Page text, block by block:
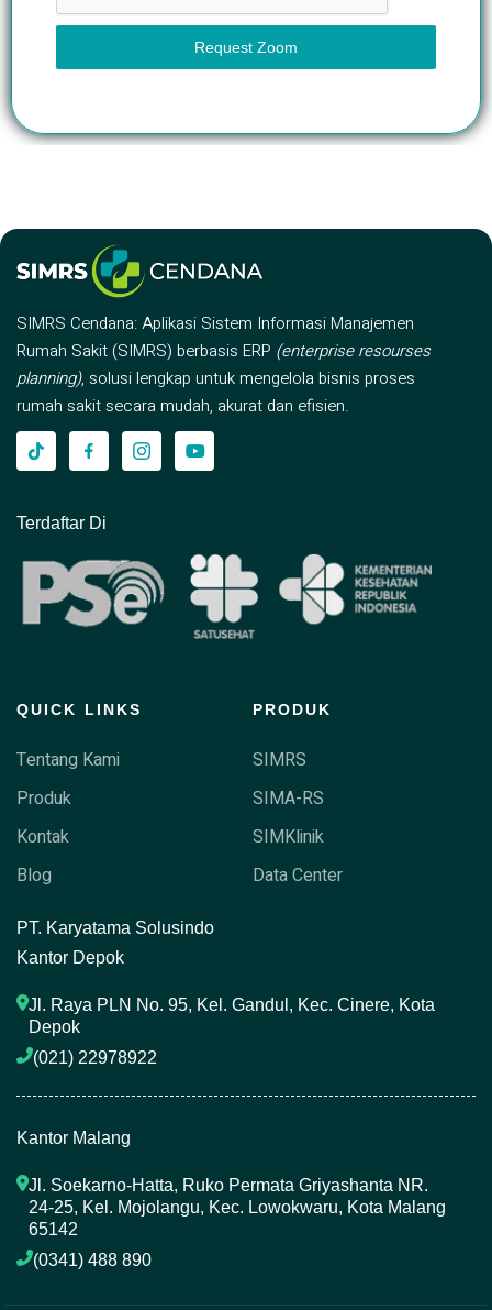
Request Zoom
SIMRS Cendana: Aplikasi Sistem Informasi Manajemen
Rumah Sakit (SIMRS) berbasis ERP (enterprise resourses
planning), solusi lengkap untuk mengelola bisnis proses
rumah sakit secara mudah, akurat dan efisien.
Terdaftar Di
QUICK LINKS
Tentang Kami
Produk
Kontak
Blog
PRODUK
SIMRS
SIMA-RS
SIMKlinik
Data Center
PT. Karyatama Solusindo
Kantor Depok
Jl. Raya PLN No. 95, Kel. Gandul, Kec. Cinere, Kota
Depok
(021) 22978922
Kantor Malang
Jl. Soekarno-Hatta, Ruko Permata Griyashanta NR.
24-25, Kel. Mojolangu, Kec. Lowokwaru, Kota Malang
65142
(0341) 488 890